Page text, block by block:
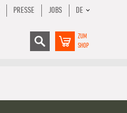
PRESSE JOBS DE
ZUM
SHOP